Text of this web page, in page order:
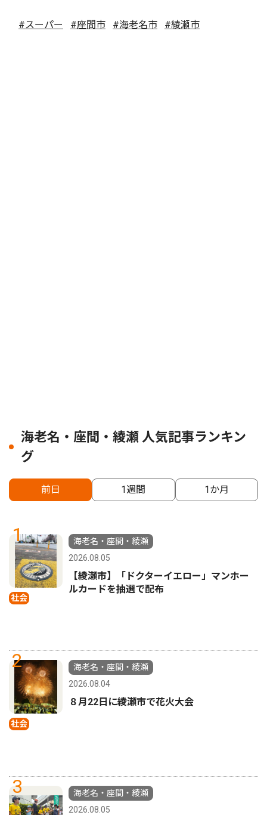
#スーパー #座間市 #海老名市 #綾瀬市
海老名・座間・綾瀬 人気記事ランキン
グ
前日 1週間 1か月
1
社会
海老名・座間・綾瀬
2026.08.05
【綾瀬市】「ドクターイエロー」マンホー
ルカードを抽選で配布
2
社会
海老名・座間・綾瀬
2026.08.04
８月22日に綾瀬市で花火大会
3
海老名・座間・綾瀬
2026.08.05